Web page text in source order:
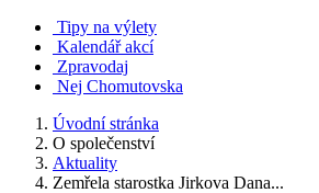
Tipy na výlety
Kalendář akcí
Zpravodaj
Nej Chomutovska
Úvodní stránka
O společenství
Aktuality
Zemřela starostka Jirkova Dana...